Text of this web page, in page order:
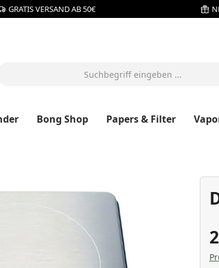
GRATIS VERSAND AB 50€
Bong Shop Papers & Filter